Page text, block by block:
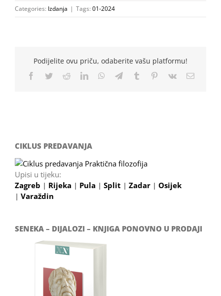
Categories: Izdanja | Tags: 01-2024
Podijelite ovu priču, odaberite vašu platformu!
Facebook
TwitterRedditLinkedInWhatsApp
TelegramTumblr Pinterest
Vk Email
CIKLUS PREDAVANJA
Upisi u tijeku:
Zagreb | Rijeka | Pula | Split | Zadar | Osijek
| Varaždin
SENEKA – DIJALOZI – KNJIGA PONOVNO U PRODAJI